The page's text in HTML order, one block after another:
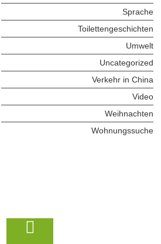
Sprache
Toilettengeschichten
Umwelt
Uncategorized
Verkehr in China
Video
Weihnachten
Wohnungssuche